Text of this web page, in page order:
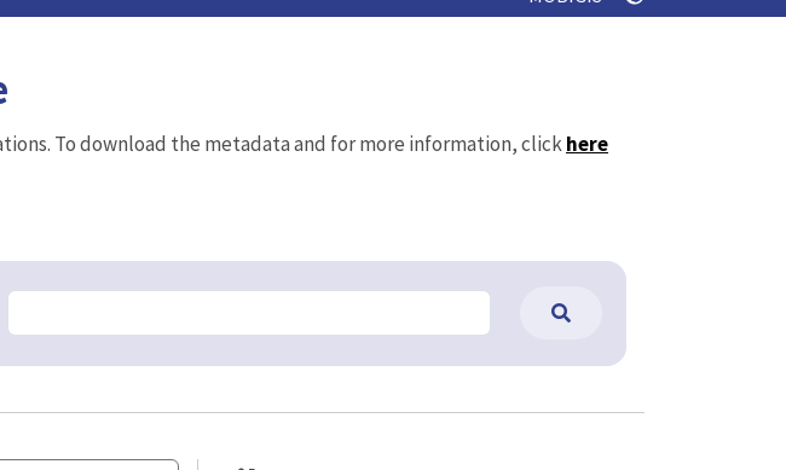
To download the metadata and for more information, clickhere